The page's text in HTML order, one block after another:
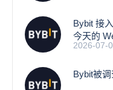
Bybit 接
今天的
2026-07-
Bybit被